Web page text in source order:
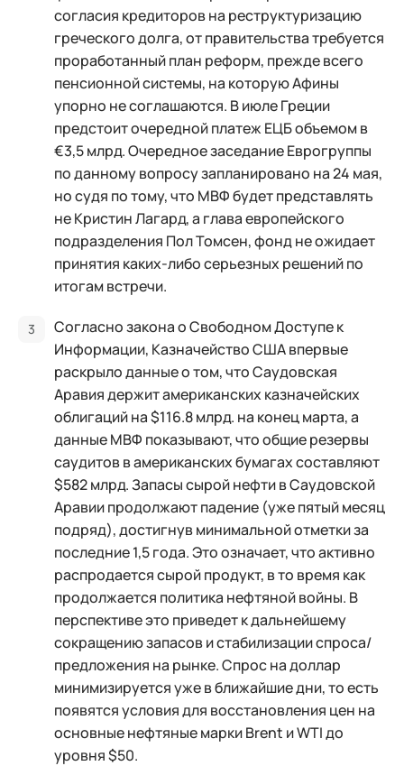
согласия кредиторов на реструктуризацию
греческого долга, от правительства требуется
проработанный план реформ, прежде всего
пенсионной системы, на которую Афины
упорно не соглашаются. В июле Греции
предстоит очередной платеж ЕЦБ объемом в
€3,5 млрд. Очередное заседание Еврогруппы
по данному вопросу запланировано на 24 мая,
но судя по тому, что МВФ будет представлять
не Кристин Лагард, а глава европейского
подразделения Пол Томсен, фонд не ожидает
принятия каких-либо серьезных решений по
итогам встречи.
Согласно закона о Свободном Доступе к
Информации, Казначейство США впервые
раскрыло данные о том, что Саудовская
Аравия держит американских казначейских
облигаций на $116.8 млрд. на конец марта, а
данные МВФ показывают, что общие резервы
саудитов в американских бумагах составляют
$582 млрд. Запасы сырой нефти в Саудовской
Аравии продолжают падение (уже пятый месяц
подряд), достигнув минимальной отметки за
последние 1,5 года. Это означает, что активно
распродается сырой продукт, в то время как
продолжается политика нефтяной войны. В
перспективе это приведет к дальнейшему
сокращению запасов и стабилизации спроса/
предложения на рынке. Спрос на доллар
минимизируется уже в ближайшие дни, то есть
появятся условия для восстановления цен на
основные нефтяные марки Brent и WTI до
уровня $50.